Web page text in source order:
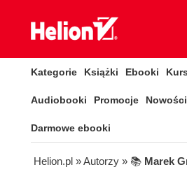
Kategorie Książki Ebooki
Audiobooki Promocje Nowości
Darmowe ebooki
Helion.pl » Autorzy » 📚 Marek